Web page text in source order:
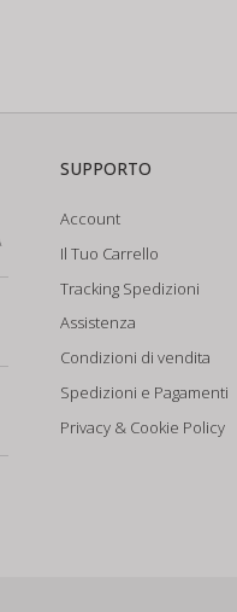
SUPPORTO
Account
Il Tuo Carrello
Tracking Spedizioni
Assistenza
Condizioni di vendita
Spedizioni e Pagamenti
Privacy & Cookie Policy